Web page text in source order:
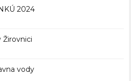
2024
Žirovnici
vody